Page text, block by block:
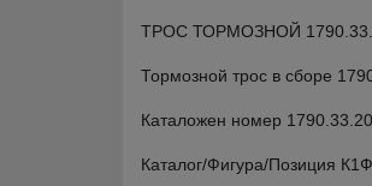
ТРОС ТОРМОЗНОЙ
Тормозной трос в сборе
Каталожен номер
Каталог/Фигура/Позиция